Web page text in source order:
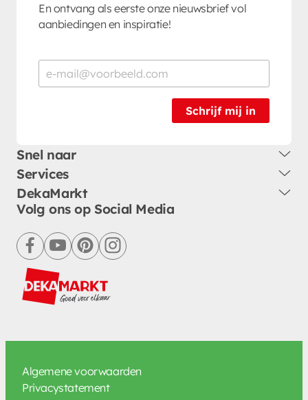
En ontvang als eerste onze nieuwsbrief vol
aanbiedingen en inspiratie!
Schrijf mij in
Snel naar
Services
DekaMarkt
Volg ons op Social Media
facebookyoutubepinterestinstagram
Algemene voorwaarden
Privacystatement